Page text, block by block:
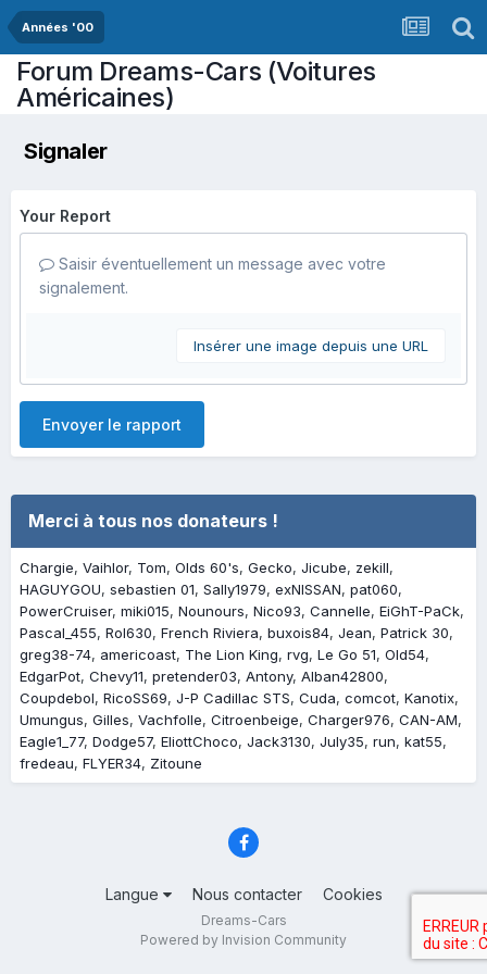
Années '00
Forum Dreams-Cars (Voitures
Américaines)
Signaler
Your Report
Saisir éventuellement un message avec votre
signalement.
Insérer une image depuis une URL
Envoyer le rapport
Merci à tous nos donateurs !
Chargie Vaihlor Tom Olds 60's Gecko Jicube
zekill
HAGUYGOU sebastien 01 Sally1979 exNISSAN pat060
PowerCruiser miki015 Nounours Nico93 Cannelle EiGhT-PaCk
Pascal_455 Rol630 French Riviera buxois84 Jean Patrick 30
greg38-74 americoast The Lion King rvg Le Go 51 Old54
EdgarPot Chevy11 pretender03 Antony Alban42800
Coupdebol RicoSS69 J-P Cadillac STS Cuda comcot Kanotix
Umungus Gilles Vachfolle Citroenbeige Charger976 CAN-AM
Eagle1_77 Dodge57 EliottChoco Jack3130 July35 run kat55
fredeau FLYER34 Zitoune
Langue Nous contacter Cookies
Dreams-Cars
Powered by Invision Community